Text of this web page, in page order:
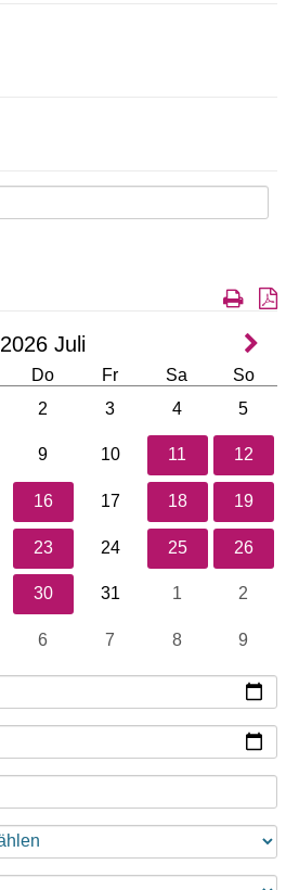
2026 Juli
Do Fr Sa
So
2 3 4 5
9 10 11 12
16 17 18 19
23 24 25 26
30 31 1 2
6 7 8 9